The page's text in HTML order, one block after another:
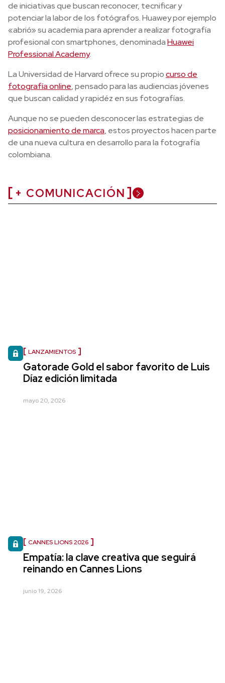
de iniciativas que buscan reconocer, tecnificar y
potenciar la labor de los fotógrafos. Huawey por ejemplo
«abrió» su academia para aprender a realizar fotografía
profesional con smartphones, denominadaHuawei
Professional Academy.
La Universidad de Harvard ofrece su propiocurso de
fotografía online, pensado para las audiencias jóvenes
que buscan calidad y rapidéz en sus fotografías.
Aunque no se pueden desconocer las estrategias de
posicionamiento de marca, estos proyectos hacen parte
de una nueva cultura en desarrollo para la fotografía
colombiana.
+ COMUNICACIÓN
LANZAMIENTOS
Gatorade Gold el sabor favorito de Luis
Díaz edición limitada
mayo 20, 2026
CANNES LIONS 2026
Empatía: la clave creativa que seguirá
reinando en Cannes Lions
junio 19, 2026